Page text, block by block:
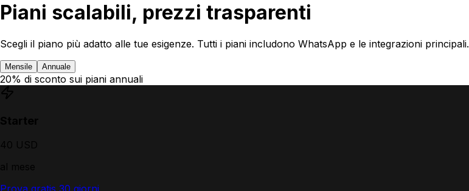
Piani scalabili, prezzi trasparenti
Scegli il piano più adatto alle tue esigenze. Tutti i piani includono WhatsApp e le integrazioni principali.
Mensile Annuale
20% di sconto sui piani annuali